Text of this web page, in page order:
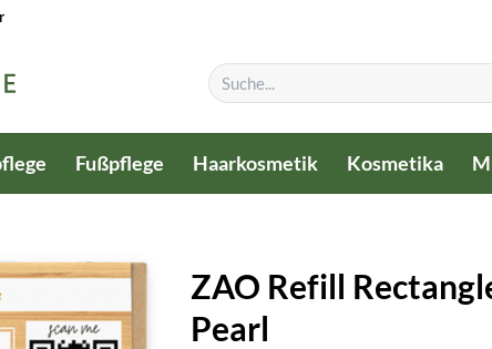
Suchen
nach:
Fußpflege Haarkosmetik Kosmetika
ZAO Refill
Pearl